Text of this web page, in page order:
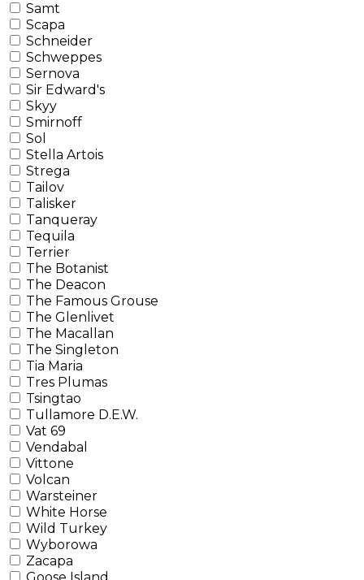
Samt
Scapa
Schneider
Schweppes
Sernova
Sir Edward's
Skyy
Smirnoff
Sol
Stella Artois
Strega
Tailov
Talisker
Tanqueray
Tequila
Terrier
The Botanist
The Deacon
The Famous Grouse
The Glenlivet
The Macallan
The Singleton
Tia Maria
Tres Plumas
Tsingtao
Tullamore D.E.W.
Vat 69
Vendabal
Vittone
Volcan
Warsteiner
White Horse
Wild Turkey
Wyborowa
Zacapa
Goose Island